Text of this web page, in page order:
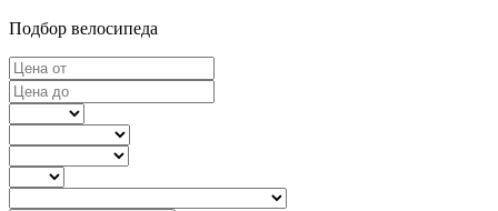
Подбор велосипеда